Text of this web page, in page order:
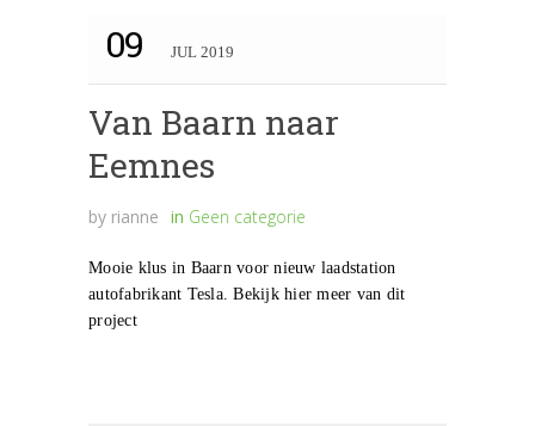
09 JUL 2019
Van Baarn naar
Eemnes
by rianne in Geen categorie
Mooie klus in Baarn voor nieuw laadstation
autofabrikant Tesla. Bekijk hier meer van dit
project